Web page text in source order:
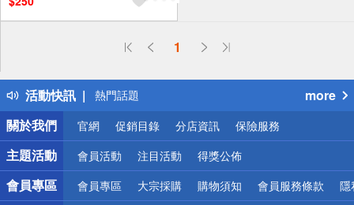
1
活動快訊
偏遠地區配送
得獎公告
熱門話題
銀行優惠
偏遠地區配送
詐騙網頁！請小心！
more
關於我們
官網 促銷目錄 分店資訊 保險服務
主題活動 會員活動 注目活動 得獎公佈
會員專區 會員專區 大宗採購 購物須知 會員服務條款 隱